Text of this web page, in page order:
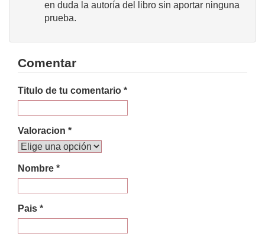
en duda la autoría del libro sin aportar ninguna
prueba.
Comentar
Titulo de tu comentario *
Valoracion *
Nombre *
Pais *